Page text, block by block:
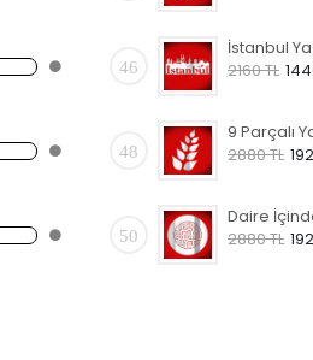
46
2160 TL
48
2880 TL
50
2880 TL